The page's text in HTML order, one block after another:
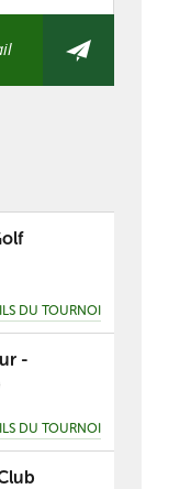
DU TOURNOI
-
DU TOURNOI